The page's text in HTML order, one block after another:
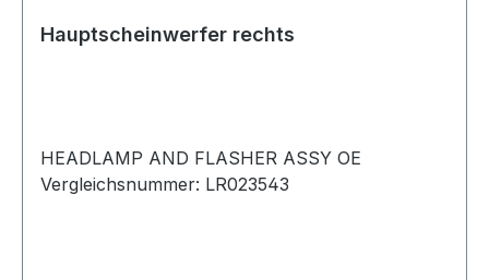
Hauptscheinwerfer rechts
HEADLAMP AND FLASHER ASSY OE
Vergleichsnummer: LR023543